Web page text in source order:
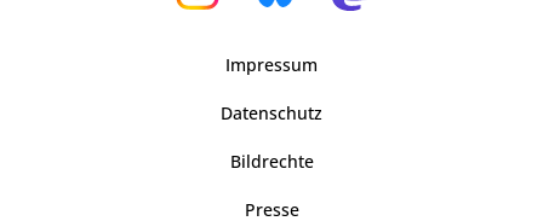
Impressum
Datenschutz
Bildrechte
Presse